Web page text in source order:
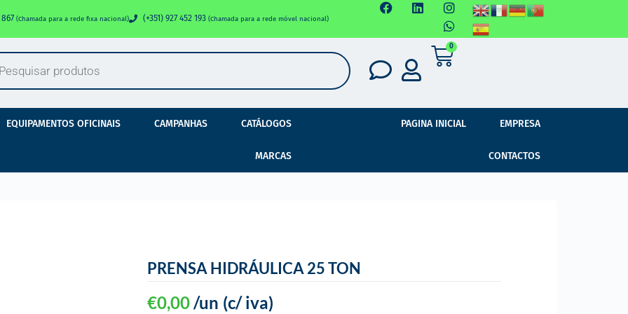
867 (Chamada para a rede fixa nacional) (+351) 927 452 193 (Chamada para a rede móvel nacional)
0
EQUIPAMENTOS OFICINAIS CAMPANHAS CATÁLOGOS
MARCAS
PAGINA INICIAL EMPRESA
CONTACTOS
PRENSA HIDRÁULICA 25 TON
€0,00 (c/ iva)
/un